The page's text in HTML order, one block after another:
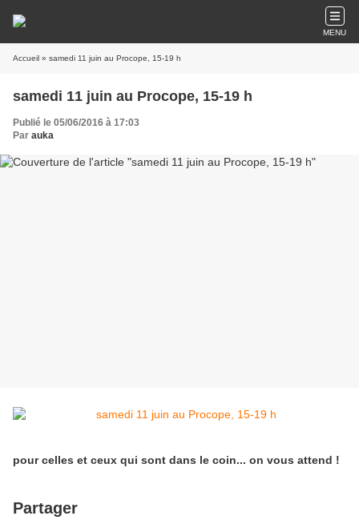
MENU
Accueil » samedi 11 juin au Procope, 15-19 h
samedi 11 juin au Procope, 15-19 h
Publié le 05/06/2016 à 17:03
Par auka
pour celles et ceux qui sont dans le coin... on vous attend !
Partager